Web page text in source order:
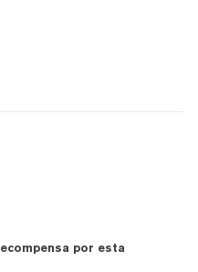
por esta